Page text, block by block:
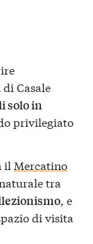
di Casale
solo in
privilegiato
il Mercatino
tra
, e
di visita